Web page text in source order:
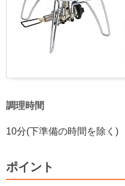
調理時間
10分(下準備の時間を除く)
ポイント